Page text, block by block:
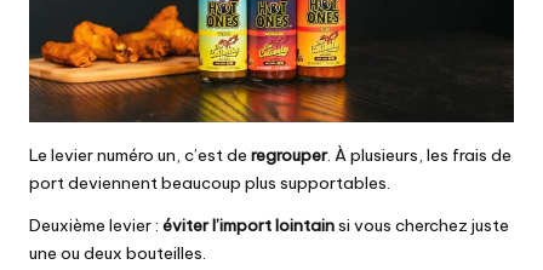
Le levier numéro un, c’est de regrouper. À plusieurs, les frais de
port deviennent beaucoup plus supportables.
Deuxième levier : éviter l’import lointainsi vous cherchez juste
une ou deux bouteilles.